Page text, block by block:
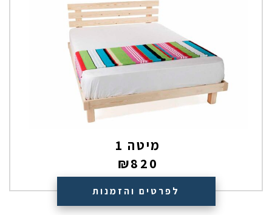
מיטה 1
₪820
לפרטים והזמנות